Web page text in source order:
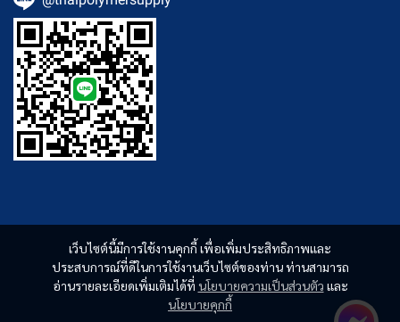
เว็บไซต์นี้มีการใช้งานคุกกี้ เพื่อเพิ่มประสิทธิภาพและ
ประสบการณ์ที่ดีในการใช้งานเว็บไซต์ของท่าน ท่านสามารถ
อ่านรายละเอียดเพิ่มเติมได้ที่ นโยบายความเป็นส่วนตัว และ
นโยบายคุกกี้